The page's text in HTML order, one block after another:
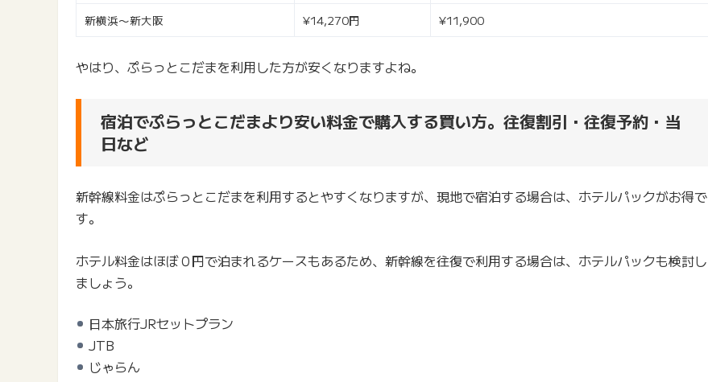
新横浜〜新大阪 ¥14,270円 ¥11,900
やはり、ぷらっとこだまを利用した方が安くなりますよね。
宿泊でぷらっとこだまより安い料金で購入する買い方。往復割引・往復予約・当
日など
新幹線料金はぷらっとこだまを利用するとやすくなりますが、現地で宿泊する場合は、ホテルパックがお得で
す。
ホテル料金はほぼ０円で泊まれるケースもあるため、新幹線を往復で利用する場合は、ホテルパックも検討し
ましょう。
日本旅行JRセットプラン
JTB
じゃらん